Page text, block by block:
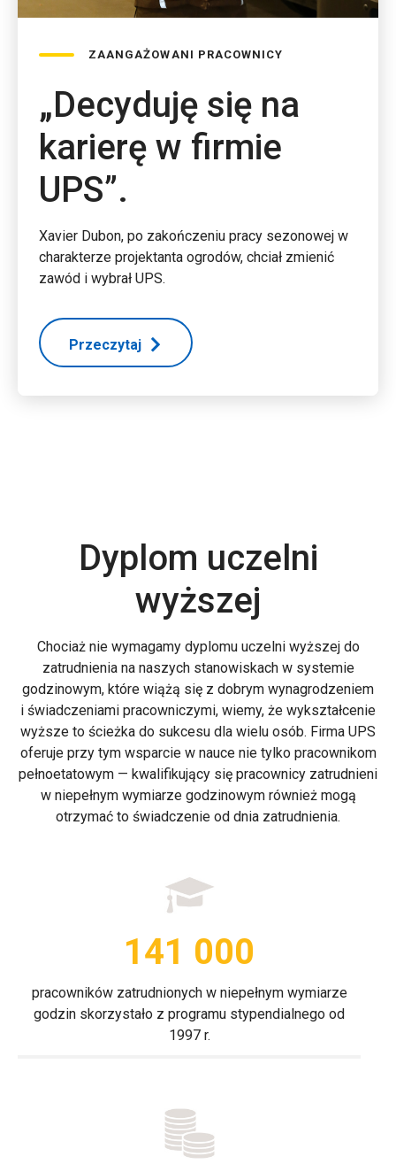
ZAANGAŻOWANI PRACOWNICY
„Decyduję się na
karierę w firmie
UPS”.
Xavier Dubon, po zakończeniu pracy sezonowej w
charakterze projektanta ogrodów, chciał zmienić
zawód i wybrał UPS.
Przeczytaj
Dyplom uczelni
wyższej
Chociaż nie wymagamy dyplomu uczelni wyższej do
zatrudnienia na naszych stanowiskach w systemie
godzinowym, które wiążą się z dobrym wynagrodzeniem
i świadczeniami pracowniczymi, wiemy, że wykształcenie
wyższe to ścieżka do sukcesu dla wielu osób. Firma UPS
oferuje przy tym wsparcie w nauce nie tylko pracownikom
pełnoetatowym — kwalifikujący się pracownicy zatrudnieni
w niepełnym wymiarze godzinowym również mogą
otrzymać to świadczenie od dnia zatrudnienia.
141 000
pracowników zatrudnionych w niepełnym wymiarze
godzin skorzystało z programu stypendialnego od
1997 r.